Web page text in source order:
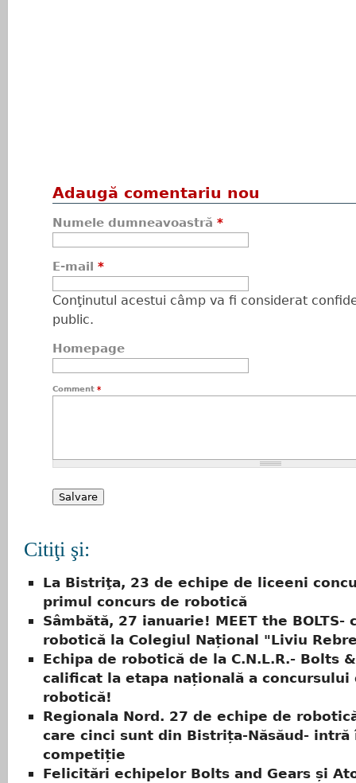
Adaugă comentariu nou
Numele dumneavoastră *
E-mail *
Conţinutul acestui câmp va fi considerat
public.
Homepage
Comment *
Citiţi şi:
La Bistriţa, 23 de echipe de liceeni
primul concurs de robotică
Sâmbătă, 27 ianuarie! MEET the BOLTS-
robotică la Colegiul Național "Liviu
Echipa de robotică de la C.N.L.R.- Bolts
calificat la etapa națională a concursului
robotică!
Regionala Nord. 27 de echipe de
care cinci sunt din Bistrița-Năsăud- intră
competiție
Felicitări echipelor Bolts and Gears și